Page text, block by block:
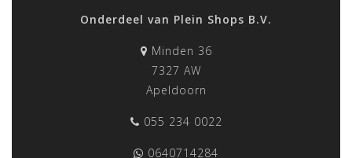
Onderdeel van Plein Shops B.V.
Minden 36
7327 AW
Apeldoorn
055 234 0022
0640714284